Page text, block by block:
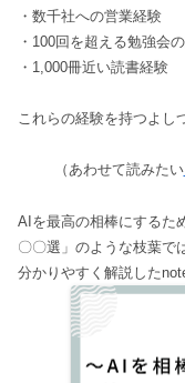
・数千社への営業経験
・100回を超える勉強会
・1,000冊近い読書経験
これらの経験を持つよし
（あわせて読みたい
AIを最高の相棒にするた
〇〇選」のような枝葉で
分かりやすく解説した